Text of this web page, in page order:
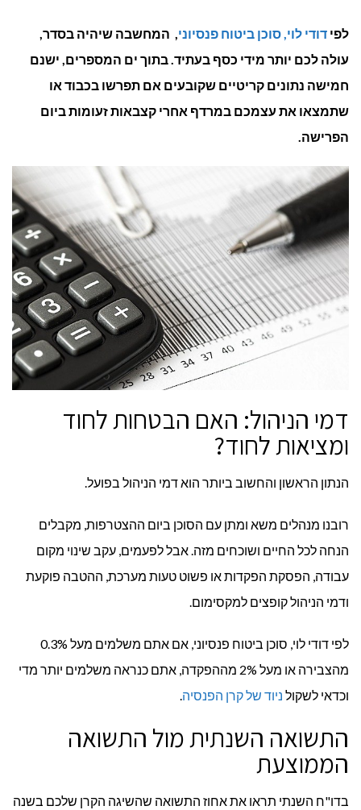
קרן
הפנסיה?
נתונים
שאתם
חייבים
להכיר
לפי דודי לוי, סוכן ביטוח פנסיוני, המחשבה שיהיה בסדר,
עולה לכם יותר מידי כסף בעתיד. בתוך ים המספרים, ישנם
חמישה נתונים קריטיים שקובעים אם תפרשו בכבוד או
שתמצאו את עצמכם במרדף אחרי קצבאות זעומות ביום
הפרישה.
דמי הניהול: האם הבטחות לחוד
ומציאות לחוד?
הנתון הראשון והחשוב ביותר הוא דמי הניהול בפועל.
רובנו מנהלים משא ומתן עם הסוכן ביום ההצטרפות, מקבלים
הנחה לכל החיים ושוכחים מזה. אבל לפעמים, עקב שינוי מקום
עבודה, הפסקת הפקדות או פשוט טעות מערכת, ההטבה פוקעת
ודמי הניהול קופצים למקסימום.
לפי דודי לוי, סוכן ביטוח פנסיוני, אם אתם משלמים מעל 0.3%
מהצבירה או מעל 2% מההפקדה, אתם כנראה משלמים יותר מדי
וכדאי לשקול ניוד של קרן הפנסיה.
התשואה השנתית מול התשואה
הממוצעת
בדו"ח השנתי תראו את אחוז התשואה שהשיגה הקרן שלכם בשנה